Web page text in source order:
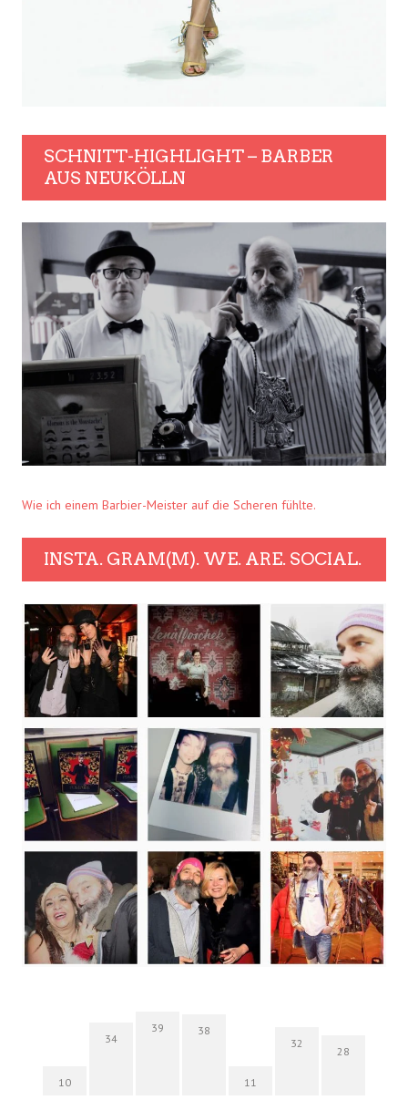
SCHNITT-HIGHLIGHT – BARBER
AUS NEUKÖLLN
Wie ich einem Barbier-Meister auf die Scheren fühlte.
INSTA. GRAM(M). WE. ARE. SOCIAL.
10
34
39 38
11
32
28